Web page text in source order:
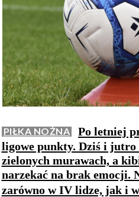
PIŁKA NOŻNA
Po letniej
ligowe punkty. Dziś i jutro
zielonych murawach, a
narzekać na brak emocji.
zarówno w IV lidze, jak i